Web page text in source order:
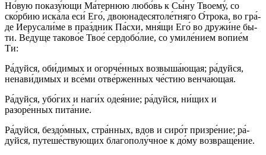
Но́вую показу́ющи Ма́­тер­нюю лю­бо́вь к Сы́­ну Тво­ему́, со
ско́рбию иска́ла еси́ Его́, двоюнадесятоле́тняго О́трока, во гра́­
де Иеру­са­ли́­ме в праз́дник Па́схи, мня́щи Его́ во дружи́не бы­
ти. Ве́­ду­ще та­ко­во́е Твое́ сердобо́лие, со уми­ле́­нием во­пи­е́м
Ти:
Ра́­дуй­ся, оби́­ди­мых и огорче́нных возвыша́ющая; ра́­дуй­ся,
ненави́димых и все́­ми отве́рженных че́стию венча́ющая.
Ра́­дуй­ся, убо́­гих и на­ги́х оде­я́ние; ра́­дуй­ся, ни́­щих и
разоре́нных пита́ние.
Ра́­дуй­ся, бездо́мных, стра́н­ных, вдов и си­ро́т при­зре́­ние; ра́­
дуй­ся, путеше́ствующих благополу́чное к до́­му возвраще́ние.